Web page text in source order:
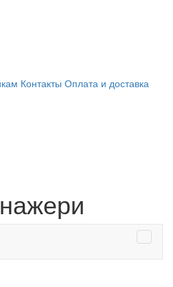
Контакты Оплата и доставка